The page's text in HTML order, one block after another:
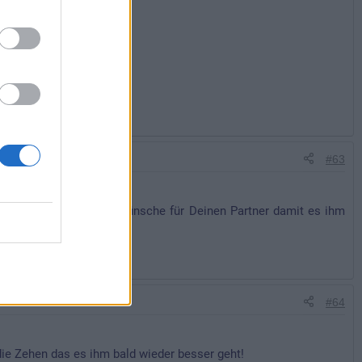
#63
die besten Wünsche für Deinen Partner damit es ihm
#64
Zehen das es ihm bald wieder besser geht!